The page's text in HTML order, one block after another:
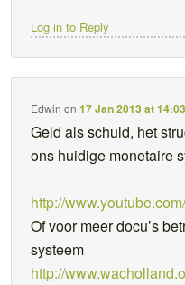
Log in to Reply
Edwin on17 Jan 2013 at 14:03
Geld als schuld, het
ons huidige monetaire
http://
Of voor meer docu’s
systeem
http://